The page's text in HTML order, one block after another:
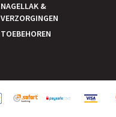
NAGELLAK &
VERZORGINGEN
TOEBEHOREN